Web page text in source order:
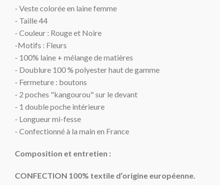
- Veste colorée en laine femme
- Taille 44
- Couleur : Rouge et Noire
-Motifs : Fleurs
- 100% laine + mélange de matières
- Doublure 100 % polyester haut de gamme
- Fermeture : boutons
- 2 poches "kangourou" sur le devant
- 1 double poche intérieure
- Longueur mi-fesse
- Confectionné à la main en France
Composition et entretien :
CONFECTION 100% textile d’origine européenne.